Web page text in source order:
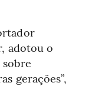
adotou o
gerações”,